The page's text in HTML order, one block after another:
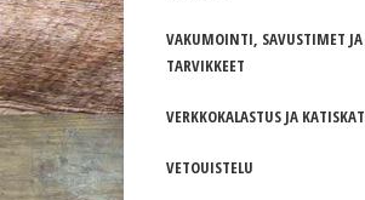
VAKUMOINTI, SAVUSTIMET JA
TARVIKKEET
VERKKOKALASTUS JA KATISKAT
VETOUISTELU